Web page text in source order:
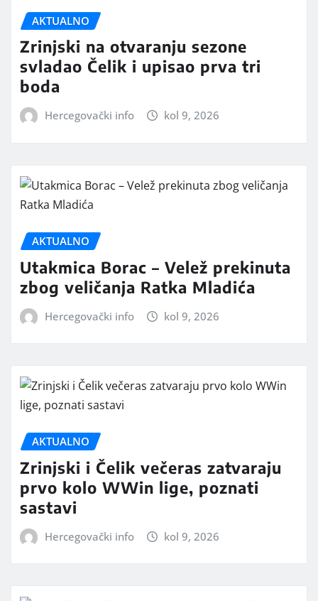
AKTUALNO
Zrinjski na otvaranju sezone
svladao Čelik i upisao prva tri
boda
Hercegovački info kol 9, 2026
AKTUALNO
Utakmica Borac – Velež prekinuta
zbog veličanja Ratka Mladića
Hercegovački info kol 9, 2026
AKTUALNO
Zrinjski i Čelik večeras zatvaraju
prvo kolo WWin lige, poznati
sastavi
Hercegovački info kol 9, 2026